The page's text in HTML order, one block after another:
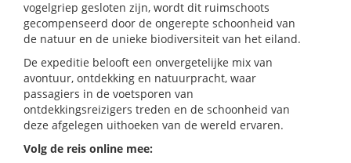
vogelgriep gesloten zijn, wordt dit ruimschoots
gecompenseerd door de ongerepte schoonheid van
de natuur en de unieke biodiversiteit van het eiland.
De expeditie belooft een onvergetelijke mix van
avontuur, ontdekking en natuurpracht, waar
passagiers in de voetsporen van
ontdekkingsreizigers treden en de schoonheid van
deze afgelegen uithoeken van de wereld ervaren.
Volg de reis online mee: